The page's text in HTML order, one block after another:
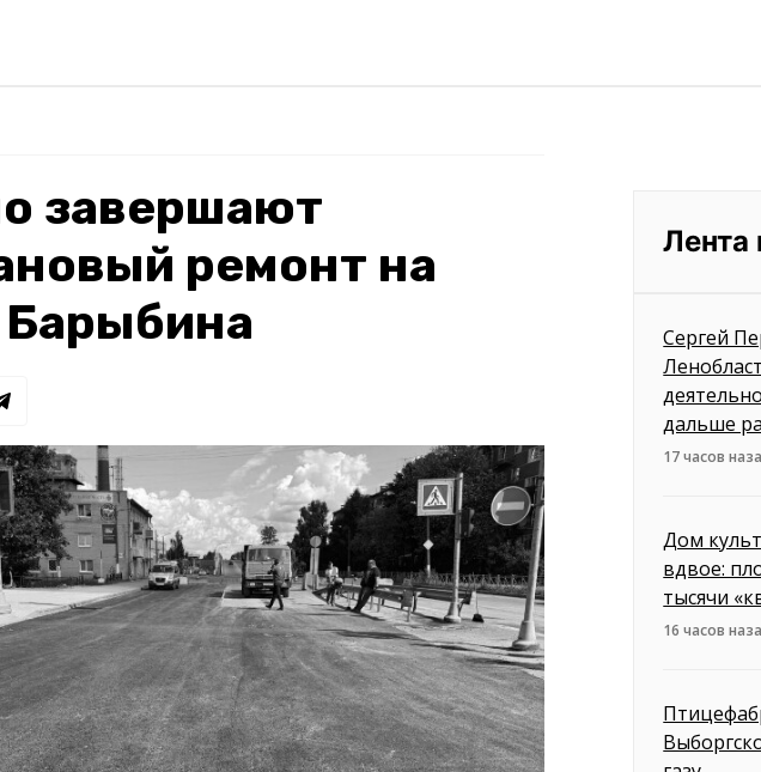
завершают
ремонт на
Лента
Сергей
дальше
17 часов
Дом
вдвое:
тысячи
16 часов